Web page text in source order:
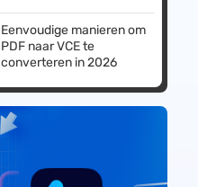
Eenvoudige manieren om
PDF naar VCE te
converteren in 2026